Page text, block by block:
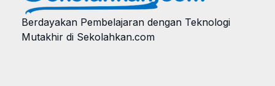
Berdayakan Pembelajaran dengan Teknologi
Mutakhir di Sekolahkan.com